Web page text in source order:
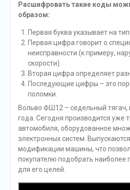
Расшифровать такие коды
образом:
Первая буква указывает на
Первая цифра говорит о
неисправности (к примеру,
скорости).
Вторая цифра определяет
Последующие цифры – это
поломки.
Вольво ФШ12 – седельный тягач,
года. Сегодня производится уже
автомобиля, оборудованное
электронных систем.
модификации машины, что
покупателю подобрать
для его целей.